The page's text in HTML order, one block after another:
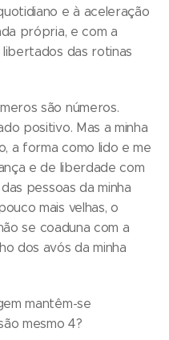
e à aceleração
própria, e com a
das rotinas
são números.
positivo. Mas a minha
a forma como lido e me
e de liberdade com
pessoas da minha
mais velhas, o
se coaduna com a
dos avós da minha
mantêm-se
mesmo 4?